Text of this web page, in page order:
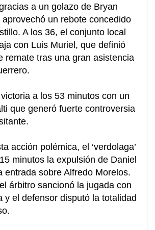
a un golazo de Bryan
un rebote concedido
A los 36, el conjunto local
con Luis Muriel, que definió
remate tras una gran asistencia
a los 53 minutos con un
que generó fuerte controversia
acción polémica, el ‘verdolaga’
minutos la expulsión de Daniel
entrada sobre Alfredo Morelos.
árbitro sancionó la jugada con
y el defensor disputó la totalidad